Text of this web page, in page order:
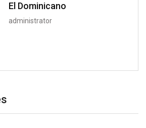
El Dominicano
administrator